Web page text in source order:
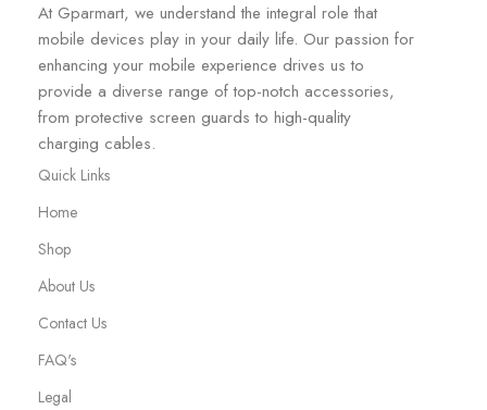
At Gparmart, we understand the integral role that
mobile devices play in your daily life. Our passion for
enhancing your mobile experience drives us to
provide a diverse range of top-notch accessories,
from protective screen guards to high-quality
charging cables.
Quick Links
Home
Shop
About Us
Contact Us
FAQ's
Legal